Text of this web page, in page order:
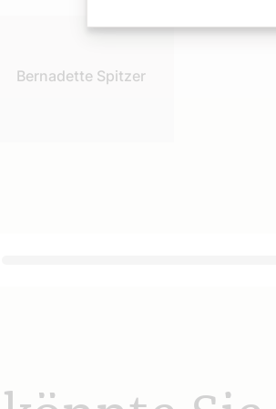
Bernadette Spitzer